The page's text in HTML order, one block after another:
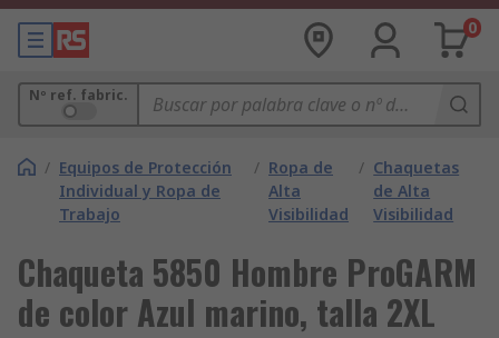
0
Nº ref. fabric.
/ Equipos de Protección
Individual y Ropa de
Trabajo
/ Ropa de
Alta
Visibilidad
/ Chaquetas
de Alta
Visibilidad
Chaqueta 5850 Hombre ProGARM
de color Azul marino, talla 2XL